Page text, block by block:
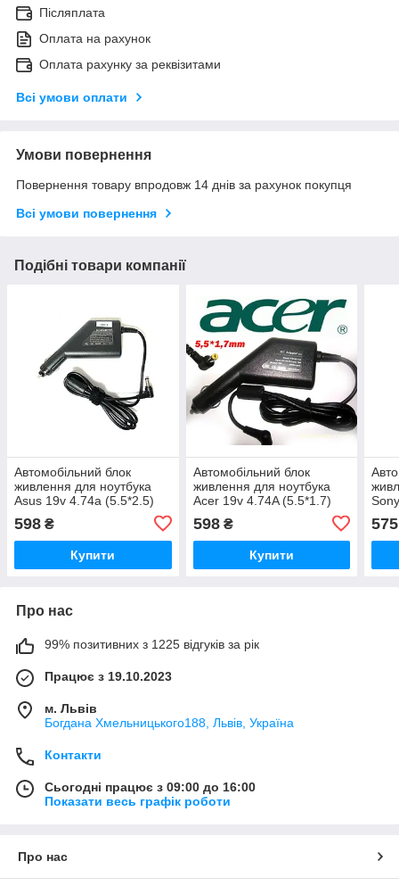
Післяплата
Оплата на рахунок
Оплата рахунку за реквізитами
Всі умови оплати
Умови повернення
Повернення товару впродовж 14 днів за рахунок покупця
Всі умови повернення
Подібні товари компанії
Автомобільний блок
живлення для ноутбука
Asus 19v 4.74a (5.5*2.5)
598 ₴
Купити
Автомобільний блок
живлення для ноутбука
Acer 19v 4.74A (5.5*1.7)
598₴
Купити
575
Про нас
99% позитивних з 1225 відгуків за рік
Працює з 19.10.2023
м. Львів
Богдана Хмельницького188, Львів, Україна
Контакти
Сьогодні працює з 09:00 до 16:00
Показати весь графік роботи
Про нас